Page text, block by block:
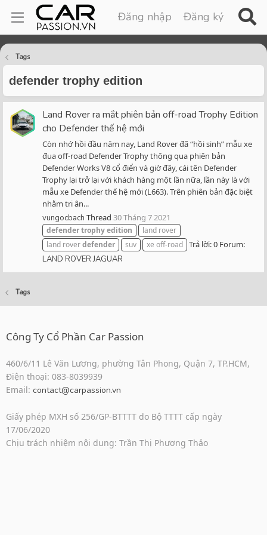
Đăng nhập Đăng ký
Tags
defender trophy edition
Land Rover ra mắt phiên bản off-road Trophy Edition
cho Defender thế hệ mới
Còn nhớ hồi đầu năm nay, Land Rover đã “hồi sinh” mẫu xe
đua off-road Defender Trophy thông qua phiên bản
Defender Works V8 cổ điển và giờ đây, cái tên Defender
Trophy lại trở lại với khách hàng một lần nữa, lần này là với
mẫu xe Defender thế hệ mới (L663). Trên phiên bản đặc biệt
nhằm tri ân...
vungocbach Thread 30 Tháng 7 2021
defendertrophyedition
land rover
land roverdefender suv xe off-road Trả lời: 0 Forum:
LAND ROVER JAGUAR
Tags
Công Ty Cổ Phần Car Passion
460/6/11 Lê Văn Lương, phường Tân Phong, Quận 7, TP.HCM,
Điện thoại: 083-8039939
Email: contact@carpassion.vn
Giấy phép MXH số 256/GP-BTTTT do Bộ TTTT cấp ngày
17/06/2020
Chịu trách nhiệm nội dung: Trần Thị Phương Thảo